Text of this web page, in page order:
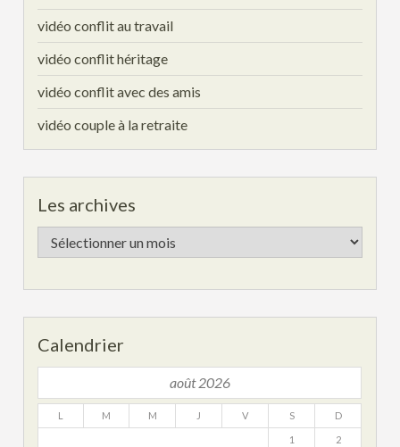
vidéo conflit au travail
vidéo conflit héritage
vidéo conflit avec des amis
vidéo couple à la retraite
Les archives
Les
archives
Calendrier
août 2026
L M M J V S D
1 2